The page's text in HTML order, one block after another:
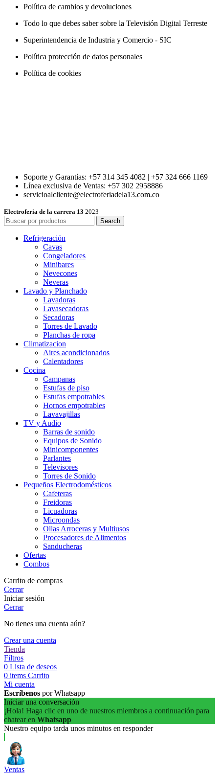
Política de cambios y devoluciones
Todo lo que debes saber sobre la Televisión Digital Terreste
Superintendencia de Industria y Comercio - SIC
Política protección de datos personales
Política de cookies
Soporte y Garantías: +57 314 345 4082 | +57 324 666 1169
Línea exclusiva de Ventas: +57 302 2958886
servicioalcliente@electroferiadela13.com.co
Electroferia de la carrera 13 2023
Search
Refrigeración
Cavas
Congeladores
Minibares
Nevecones
Neveras
Lavado y Planchado
Lavadoras
Lavasecadoras
Secadoras
Torres de Lavado
Planchas de ropa
Climatizacion
Aires acondicionados
Calentadores
Cocina
Campanas
Estufas de piso
Estufas empotrables
Hornos empotrables
Lavavajillas
TV y Audio
Barras de sonido
Equipos de Sonido
Minicomponentes
Parlantes
Televisores
Torres de Sonido
Pequeños Electrodomésticos
Cafeteras
Freidoras
Licuadoras
Microondas
Ollas Arroceras y Multiusos
Procesadores de Alimentos
Sanducheras
Ofertas
Combos
Carrito de compras
Cerrar
Iniciar sesión
Cerrar
No tienes una cuenta aún?
Crear una cuenta
Tienda
Filtros
0 Lista de deseos
0 items Carrito
Mi cuenta
Escríbenos por Whatsapp
Iniciar una conversación
¡Hola! Haga clic en uno de nuestros miembros a continuación para
chatear en Whatsapp
Nuestro equipo tarda unos minutos en responder
Ventas